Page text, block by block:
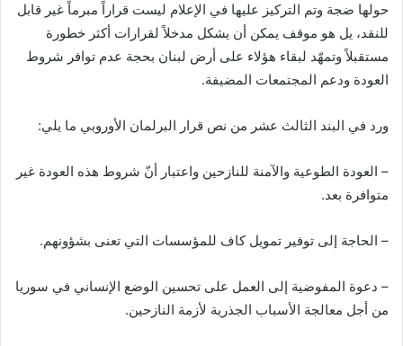
ر
و
ن
ي
حولها ضجة وتم التركيز عليها في الإعلام ليست قراراً مبرماً غير قابل
للنقد، يل هو موقف يمكن أن يشكل مدخلاً لقرارات أكثر خطورة
مستقبلاً وتمهّد لبقاء هؤلاء على أرض لبنان بحجة عدم توافر شروط
العودة ودعم المجتمعات المضيفة.
ورد في البند الثالث عشر من نص قرار البرلمان الأوروبي ما يلي:
– العودة الطوعية والآمنة للنازحين واعتبار أنّ شروط هذه العودة غير
متوافرة بعد.
– الحاجة إلى توفير تمويل كاف للمؤسسات التي تعنى بشؤونهم.
– دعوة المفوضية إلى العمل على تحسين الوضع الإنساني في سوريا
من أجل معالجة الأسباب الجذرية لأزمة النازحين.